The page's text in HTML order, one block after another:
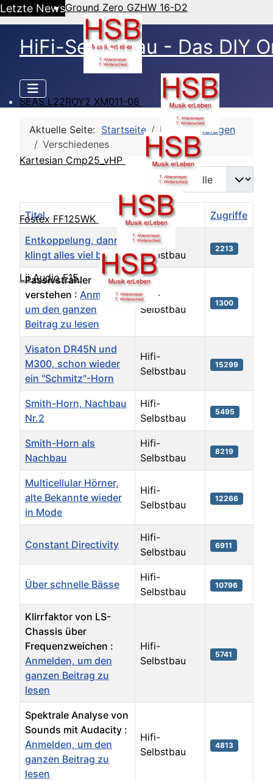
Letzte NewsGround Zero GZHW 16-D2
SEAS L22ROY2 XM011-08
Kartesian Cmp25_vHP
Fostex FF125WK
Lii Audio F15
HiFi-Selbstbau - Das DIY
Aktuelle Seite: Startseite
HSB Grundlagen
Verschiedenes
Anzeige #
Titel Autor Zugriffe
Entkoppelung, dann
klingt alles viel besser.
Hifi-
Selbstbau
2213
Passivstrahler
verstehen : Anmelden,
um den ganzen
Beitrag zu lesen
Hifi-
Selbstbau
1300
Visaton DR45N und
M300, schon wieder
ein "Schmitz"-Horn
Hifi-
Selbstbau
15299
Smith-Horn, Nachbau
Nr.2
Hifi-
Selbstbau
5495
Smith-Horn als
Nachbau
Hifi-
Selbstbau
8219
Multicellular Hörner,
alte Bekannte wieder
in Mode
Hifi-
Selbstbau
12266
Constant Directivity
Hifi-
Selbstbau
6911
Über schnelle Bässe
Hifi-
Selbstbau
10796
Klirrfaktor von LS-
Chassis über
Frequenzweichen :
Anmelden, um den
ganzen Beitrag zu
lesen
Hifi-
Selbstbau
5741
Spektrale Analyse von
Sounds mit Audacity :
Anmelden, um den
ganzen Beitrag zu
lesen
Hifi-
Selbstbau
4813